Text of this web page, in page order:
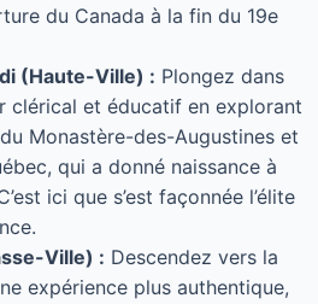
du Canada à la fin du 19e
(Haute-Ville) : Plongez dans
et éducatif en explorant
Monastère-des-Augustines et
qui a donné naissance à
ici que s’est façonnée l’élite
Ville) : Descendez vers la
expérience plus authentique,